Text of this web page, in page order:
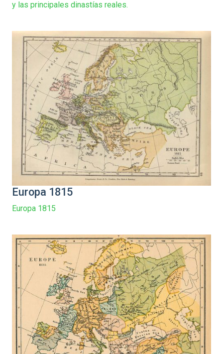
y las principales dinastías reales.
Europa 1815
Europa 1815